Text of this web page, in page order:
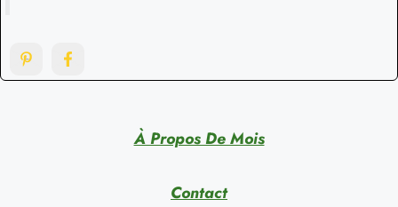
À Propos De Mois
Contact